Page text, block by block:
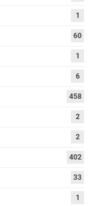
1
60
1
6
458
2
2
402
33
1